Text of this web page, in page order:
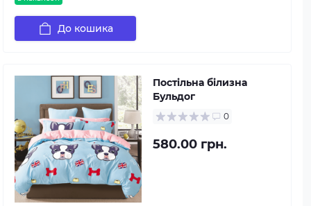
До кошика
Постільна білизна
Бульдог
0
580.00 грн.